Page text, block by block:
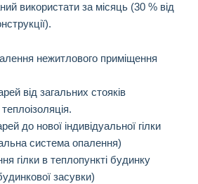
використати за місяць (30 % від
нежитлового приміщення
від загальних стояків
до нової індивідуальної гілки
система опалення)
гілки в теплопункті будинку
засувки)